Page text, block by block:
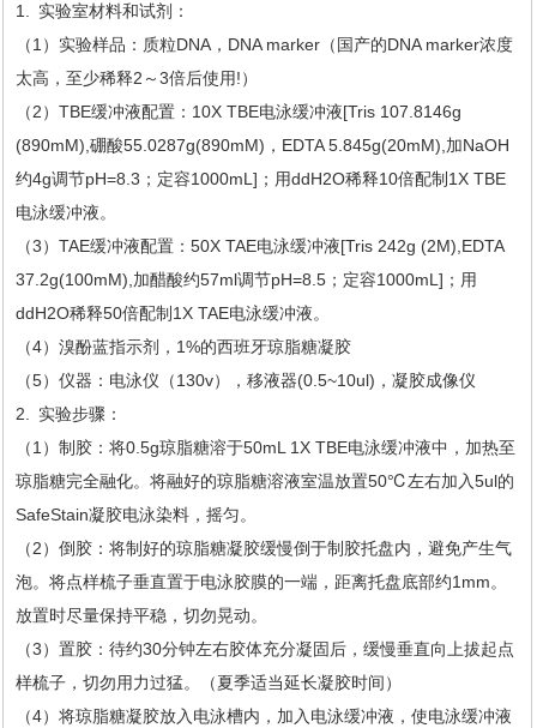
1. 实验室材料和试剂：
（1）实验样品：质粒DNA，DNA marker（国产的DNA marker浓度
太高，至少稀释2～3倍后使用!）
（2）TBE缓冲液配置：10X TBE电泳缓冲液[Tris 107.8146g
(890mM),硼酸55.0287g(890mM)，EDTA 5.845g(20mM),加NaOH
约4g调节pH=8.3；定容1000mL]；用ddH2O稀释10倍配制1X TBE
电泳缓冲液。
（3）TAE缓冲液配置：50X TAE电泳缓冲液[Tris 242g (2M),EDTA
37.2g(100mM),加醋酸约57ml调节pH=8.5；定容1000mL]；用
ddH2O稀释50倍配制1X TAE电泳缓冲液。
（4）溴酚蓝指示剂，1%的西班牙琼脂糖凝胶
（5）仪器：电泳仪（130v），移液器(0.5~10ul)，凝胶成像仪
2. 实验步骤：
（1）制胶：将0.5g琼脂糖溶于50mL 1X TBE电泳缓冲液中，加热至
琼脂糖完全融化。将融好的琼脂糖溶液室温放置50℃左右加入5ul的
SafeStain凝胶电泳染料，摇匀。
（2）倒胶：将制好的琼脂糖凝胶缓慢倒于制胶托盘内，避免产生气
泡。将点样梳子垂直置于电泳胶膜的一端，距离托盘底部约1mm。
放置时尽量保持平稳，切勿晃动。
（3）置胶：待约30分钟左右胶体充分凝固后，缓慢垂直向上拔起点
样梳子，切勿用力过猛。（夏季适当延长凝胶时间）
（4）将琼脂糖凝胶放入电泳槽内，加入电泳缓冲液，使电泳缓冲液